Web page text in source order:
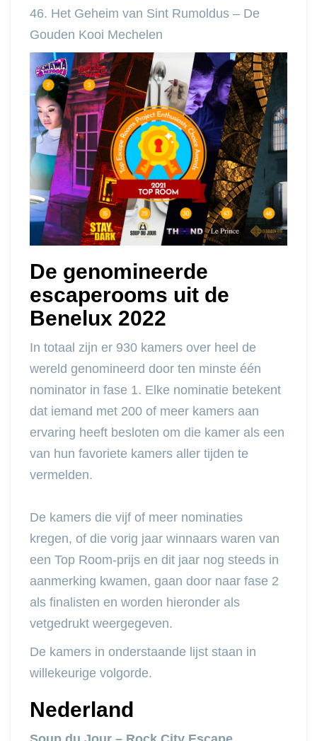
46. Het Geheim van Sint Rumoldus – De
Gouden Kooi Mechelen
De genomineerde
escaperooms uit de
Benelux 2022
In totaal zijn er 930 kamers over heel de
wereld genomineerd door ten minste één
nominator in fase 1. Elke nominatie betekent
dat iemand met 200 of meer kamers aan
ervaring heeft besloten om die kamer als een
van hun favoriete kamers aller tijden te
vermelden.
De kamers die vijf of meer nominaties
kregen, of die vorig jaar winnaars waren van
een Top Room-prijs en dit jaar nog steeds in
aanmerking kwamen, gaan door naar fase 2
als finalisten en worden hieronder als
vetgedrukt weergegeven.
De kamers in onderstaande lijst staan in
willekeurige volgorde.
Nederland